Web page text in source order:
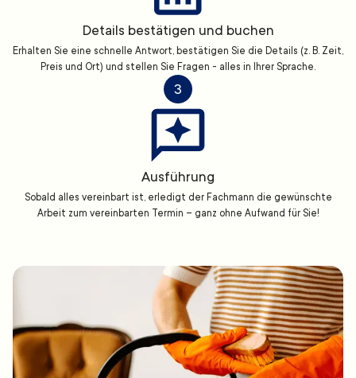
Details bestätigen und buchen
Erhalten Sie eine schnelle Antwort, bestätigen Sie die Details (z. B. Zeit,
Preis und Ort) und stellen Sie Fragen - alles in Ihrer Sprache.
3
Ausführung
Sobald alles vereinbart ist, erledigt der Fachmann die gewünschte
Arbeit zum vereinbarten Termin – ganz ohne Aufwand für Sie!